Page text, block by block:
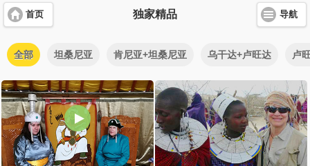
首页 独家精品 导航
全部 坦桑尼亚 肯尼亚+坦桑尼亚 乌干达+卢旺达 卢